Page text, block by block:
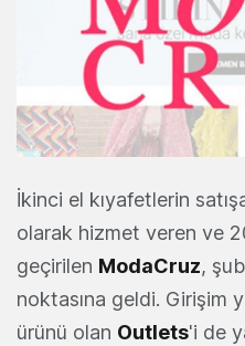
İkinci el kıyafetlerin
olarak hizmet veren ve
geçirilen ModaCruz,
noktasına geldi. Girişim
ürünü olan Outlets'i de